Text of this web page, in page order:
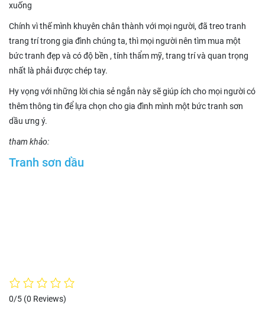
xuống
Chính vì thế mình khuyên chân thành với mọi người, đã treo tranh
trang trí trong gia đình chúng ta, thì mọi người nên tìm mua một
bức tranh đẹp và có độ bền , tính thẩm mỹ, trang trí và quan trọng
nhất là phải được chép tay.
Hy vọng với những lời chia sẻ ngắn này sẽ giúp ích cho mọi người có
thêm thông tin để lựa chọn cho gia đình mình một bức tranh sơn
dầu ưng ý.
tham khảo:
Tranh sơn dầu
0/5 (0 Reviews)